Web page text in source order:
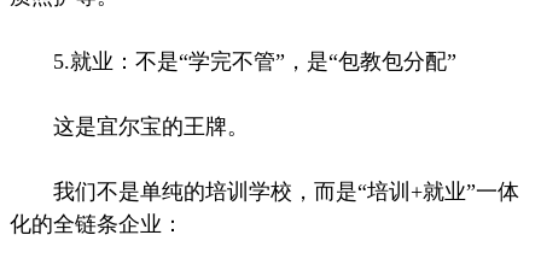
5.就业：不是“学完不管”，是“包教包分配”
这是宜尔宝的王牌。
我们不是单纯的培训学校，而是“培训+就业”一体
化的全链条企业：